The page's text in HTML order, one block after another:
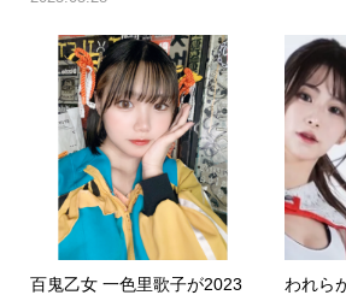
百鬼乙女 一色里歌子が2023
われら